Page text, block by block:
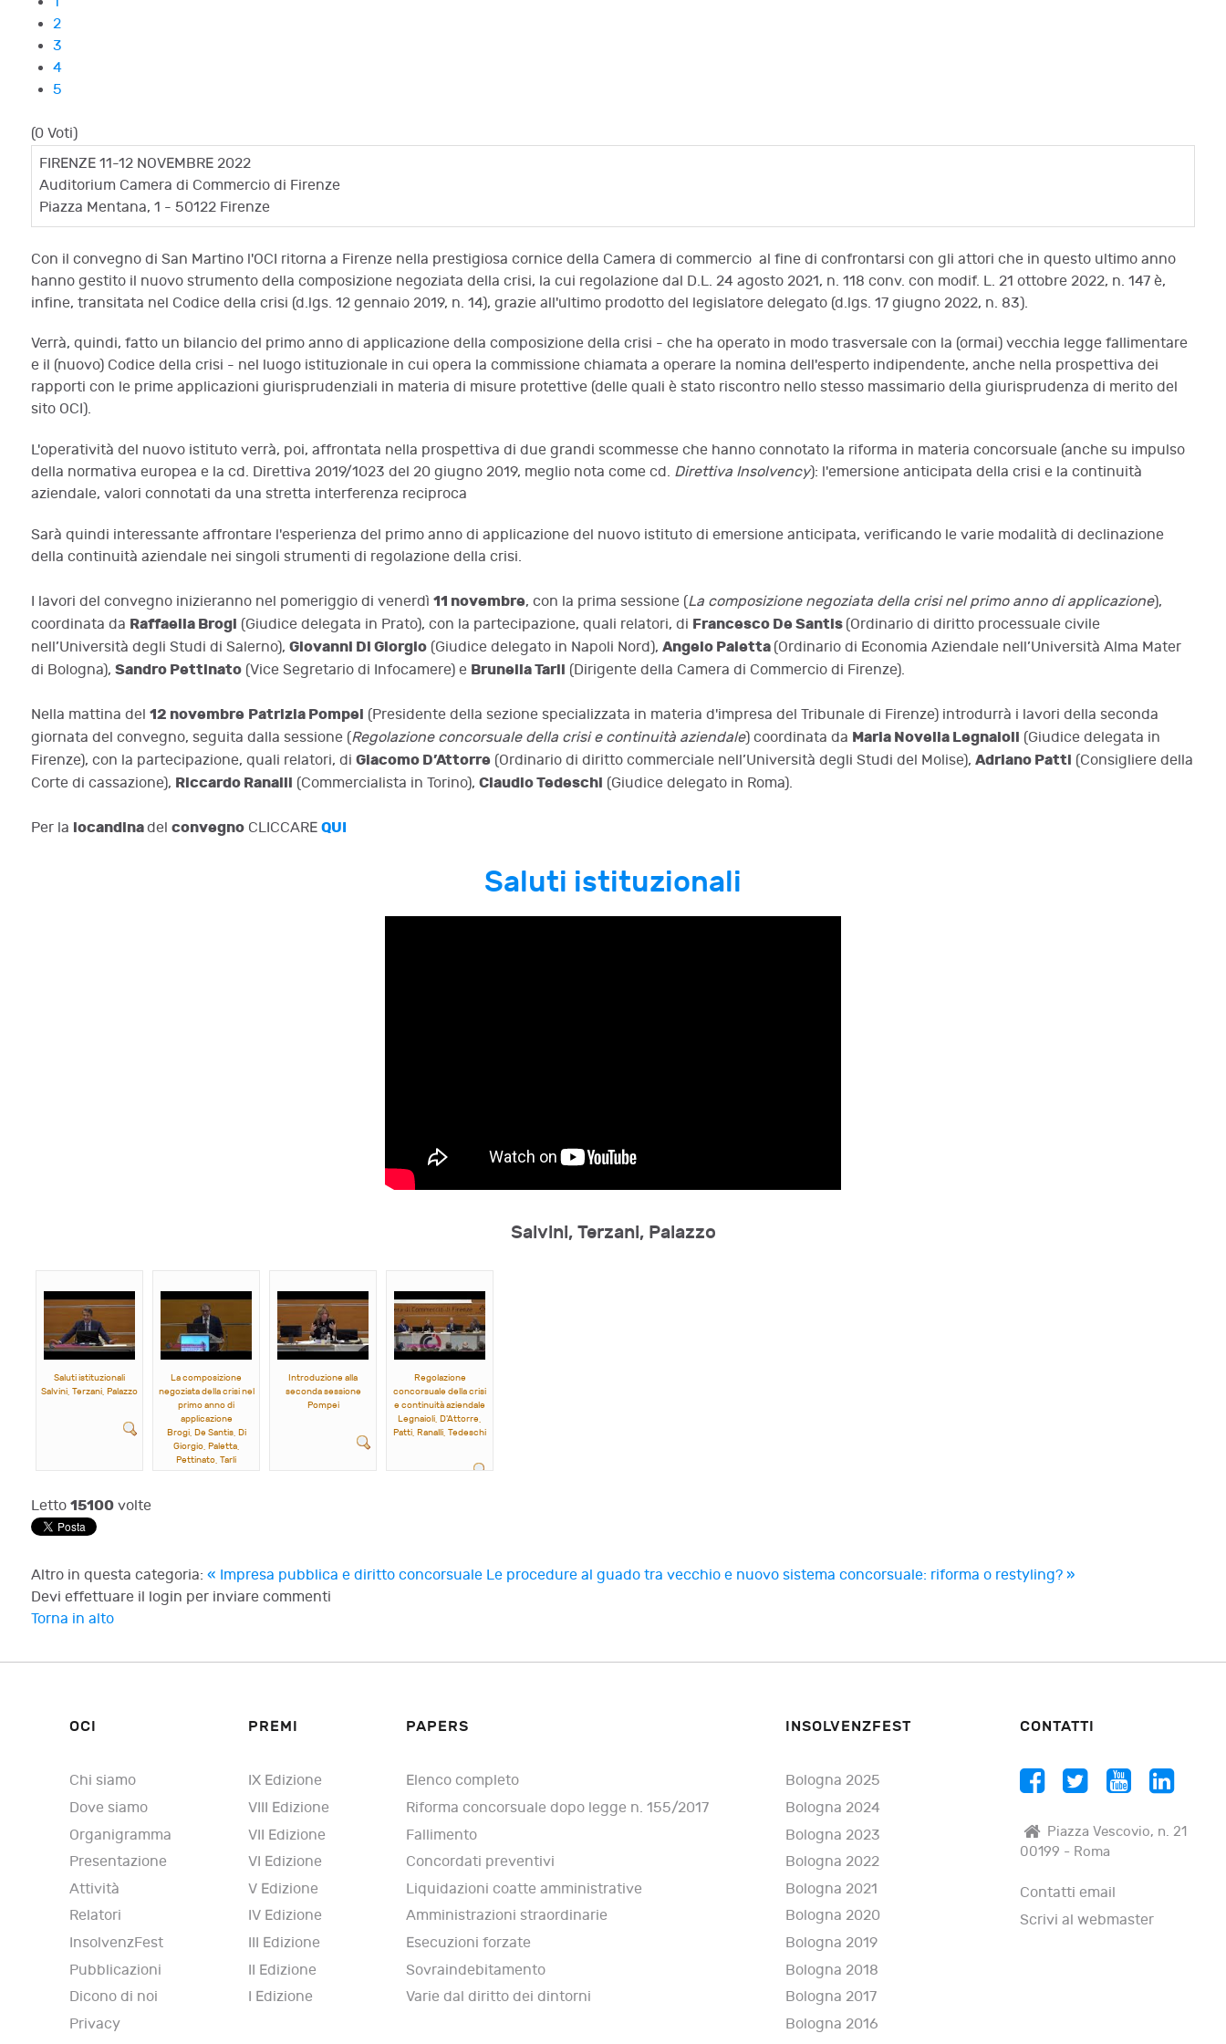
2
3
4
5
(0 Voti)
FIRENZE 11-12 NOVEMBRE 2022
Auditorium Camera di Commercio di Firenze
Piazza Mentana, 1 - 50122 Firenze
Con il convegno di San Martino l'OCI ritorna a Firenze nella prestigiosa cornice della Camera di commercio al fine di confrontarsi con gli attori che in questo ultimo anno
hanno gestito il nuovo strumento della composizione negoziata della crisi, la cui regolazione dal D.L. 24 agosto 2021, n. 118 conv. con modif. L. 21 ottobre 2022, n. 147 è,
infine, transitata nel Codice della crisi (d.lgs. 12 gennaio 2019, n. 14), grazie all'ultimo prodotto del legislatore delegato (d.lgs. 17 giugno 2022, n. 83).
Verrà, quindi, fatto un bilancio del primo anno di applicazione della composizione della crisi - che ha operato in modo trasversale con la (ormai) vecchia legge fallimentare
e il (nuovo) Codice della crisi - nel luogo istituzionale in cui opera la commissione chiamata a operare la nomina dell'esperto indipendente, anche nella prospettiva dei
rapporti con le prime applicazioni giurisprudenziali in materia di misure protettive (delle quali è stato riscontro nello stesso massimario della giurisprudenza di merito del
sito OCI).
L'operatività del nuovo istituto verrà, poi, affrontata nella prospettiva di due grandi scommesse che hanno connotato la riforma in materia concorsuale (anche su impulso
della normativa europea e la cd. Direttiva 2019/1023 del 20 giugno 2019, meglio nota come cd. Direttiva Insolvency): l'emersione anticipata della crisi e la continuità
aziendale, valori connotati da una stretta interferenza reciproca
Sarà quindi interessante affrontare l'esperienza del primo anno di applicazione del nuovo istituto di emersione anticipata, verificando le varie modalità di declinazione
della continuità aziendale nei singoli strumenti di regolazione della crisi.
I lavori del convegno inizieranno nel pomeriggio di venerdì 11 novembre, con la prima sessione (La composizione negoziata della crisi nel primo anno di applicazione),
coordinata da Raffaella Brogi (Giudice delegata in Prato), con la partecipazione, quali relatori, di Francesco De Santis (Ordinario di diritto processuale civile
nell’Università degli Studi di Salerno), Giovanni Di Giorgio (Giudice delegato in Napoli Nord), Angelo Paletta (Ordinario di Economia Aziendale nell’Università Alma Mater
di Bologna), Sandro Pettinato (Vice Segretario di Infocamere) e Brunella Tarli (Dirigente della Camera di Commercio di Firenze).
Nella mattina del 12 novembre Patrizia Pompei (Presidente della sezione specializzata in materia d'impresa del Tribunale di Firenze) introdurrà i lavori della seconda
giornata del convegno, seguita dalla sessione (Regolazione concorsuale della crisi e continuità aziendale) coordinata da Maria Novella Legnaioli (Giudice delegata in
Firenze), con la partecipazione, quali relatori, di Giacomo D’Attorre (Ordinario di diritto commerciale nell’Università degli Studi del Molise), Adriano Patti (Consigliere della
Corte di cassazione), Riccardo Ranalli (Commercialista in Torino), Claudio Tedeschi (Giudice delegato in Roma).
Per la locandinadel convegno CLICCARE QUI
Saluti istituzionali
Salvini, Terzani, Palazzo
Saluti istituzionali
Salvini, Terzani, Palazzo
La composizione
negoziata della crisi nel
primo anno di
applicazione
Brogi, De Santis, Di
Giorgio, Paletta,
Pettinato, Tarli
Introduzione alla
seconda sessione
Pompei
Regolazione
concorsuale della crisi
e continuità aziendale
Legnaioli, D'Attorre,
Patti, Ranalli, Tedeschi
Letto 15100 volte
Altro in questa categoria: « Impresa pubblica e diritto concorsuale Le procedure al guado tra vecchio e nuovo sistema concorsuale: riforma o restyling? »
Devi effettuare il login per inviare commenti
Torna in alto
OCI
Chi siamo
Dove siamo
Organigramma
Presentazione
Attività
Relatori
InsolvenzFest
Pubblicazioni
Dicono di noi
Privacy
PREMI
IX Edizione
VIII Edizione
VII Edizione
VI Edizione
V Edizione
IV Edizione
III Edizione
II Edizione
I Edizione
PAPERS
Elenco completo
Riforma concorsuale dopo legge n. 155/2017
Fallimento
Concordati preventivi
Liquidazioni coatte amministrative
Amministrazioni straordinarie
Esecuzioni forzate
Sovraindebitamento
Varie dal diritto dei dintorni
INSOLVENZFEST
Bologna 2025
Bologna 2024
Bologna 2023
Bologna 2022
Bologna 2021
Bologna 2020
Bologna 2019
Bologna 2018
Bologna 2017
Bologna 2016
CONTATTI
Piazza Vescovio, n. 21
00199 - Roma
Contatti email
Scrivi al webmaster